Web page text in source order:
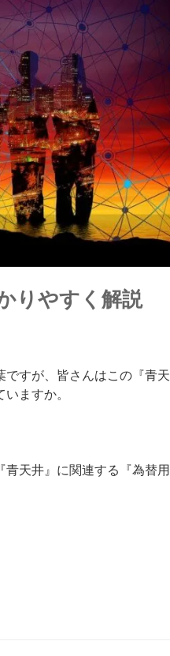
りやすく解説
すが、皆さんはこの『青天
ますか。
天井』に関連する『為替用